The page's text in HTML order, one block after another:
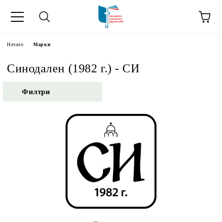
Начало Марки
Синодален (1982 г.) - СИ
Филтри